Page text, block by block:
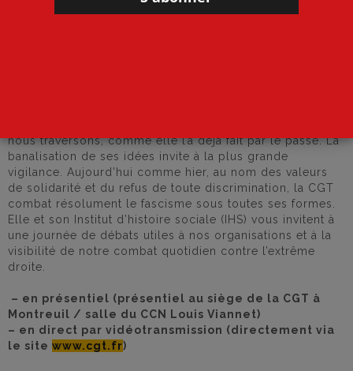
RÉSOLUMENT ANTIFASCISTE ! HIER COMME
nous traversons, comme elle l’a déjà fait par le passé. La
banalisation de ses idées invite à la plus grande
vigilance. Aujourd’hui comme hier, au nom des valeurs
de solidarité et du refus de toute discrimination, la CGT
combat résolument le fascisme sous toutes ses formes.
Elle et son Institut d’histoire sociale (IHS) vous invitent à
une journée de débats utiles à nos organisations et à la
visibilité de notre combat quotidien contre l’extrême
droite.
– en présentiel (présentiel au siège de la CGT à
Montreuil / salle du CCN Louis Viannet)
– en direct par vidéotransmission (directement via
le site www.cgt.fr)